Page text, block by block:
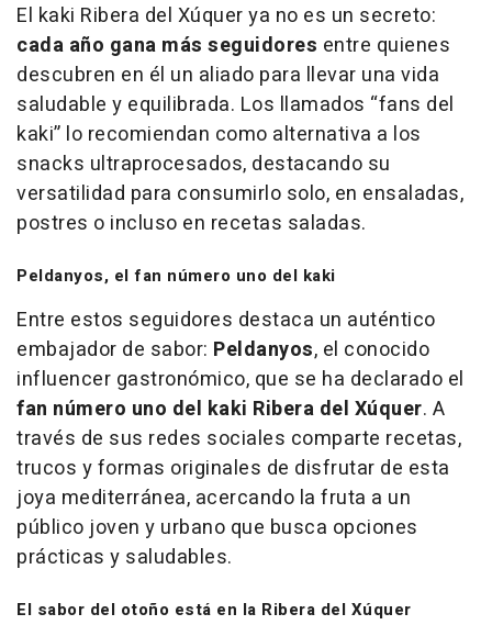
El kaki Ribera del Xúquer ya no es un secreto:
cada año gana más seguidores entre quienes
descubren en él un aliado para llevar una vida
saludable y equilibrada. Los llamados “fans del
kaki” lo recomiendan como alternativa a los
snacks ultraprocesados, destacando su
versatilidad para consumirlo solo, en ensaladas,
postres o incluso en recetas saladas.
Peldanyos, el fan número uno del kaki
Entre estos seguidores destaca un auténtico
embajador de sabor: Peldanyos, el conocido
influencer gastronómico, que se ha declarado el
fan número uno del kaki Ribera del Xúquer. A
través de sus redes sociales comparte recetas,
trucos y formas originales de disfrutar de esta
joya mediterránea, acercando la fruta a un
público joven y urbano que busca opciones
prácticas y saludables.
El sabor del otoño está en la Ribera del Xúquer